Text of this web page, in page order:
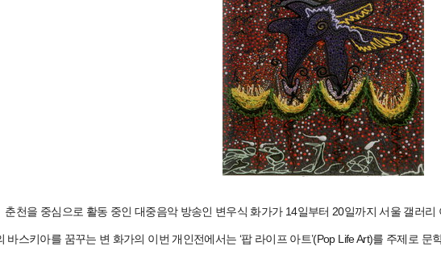
춘천을 중심으로 활동 중인 대중음악 방송인 변우식 화가가 14일부터 20일까지 서울 갤러리
바스키아를 꿈꾸는 변 화가의 이번 개인전에서는 ‘팝 라이프 아트’(Pop Life Art)를 주제로